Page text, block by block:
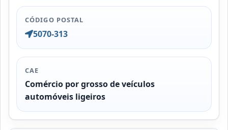
CÓDIGO POSTAL
5070-313
CAE
Comércio por grosso de veículos
automóveis ligeiros